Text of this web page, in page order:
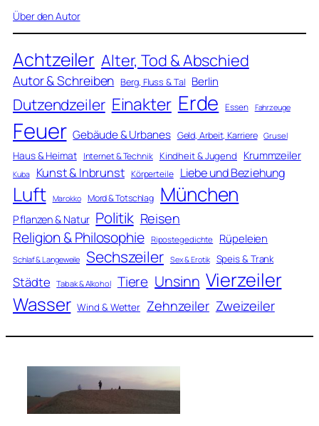
Über den Autor
Achtzeiler Alter, Tod & Abschied
Autor & Schreiben Berg, Fluss & Tal Berlin
Dutzendzeiler Einakter Erde Essen Fahrzeuge
Feuer Gebäude & Urbanes Geld, Arbeit, Karriere Grusel
Haus & Heimat Internet & Technik Kindheit & Jugend Krummzeiler
Kuba Kunst & Inbrunst Körperteile Liebe und Beziehung
Luft Marokko Mord & Totschlag München
Pflanzen & Natur Politik Reisen
Religion & Philosophie Ripostegedichte Rüpeleien
Schlaf & Langeweile Sechszeiler Sex & Erotik Speis & Trank
Städte Tabak & Alkohol Tiere Unsinn Vierzeiler
Wasser Wind & Wetter Zehnzeiler Zweizeiler